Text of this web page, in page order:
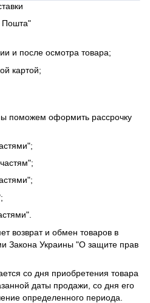
Пошта"
и после осмотра товара;
картой;
поможем оформить рассрочку
возврат и обмен товаров в
Закона Украины "О защите прав
со дня приобретения товара
даты продажи, со дня его
определенного периода.